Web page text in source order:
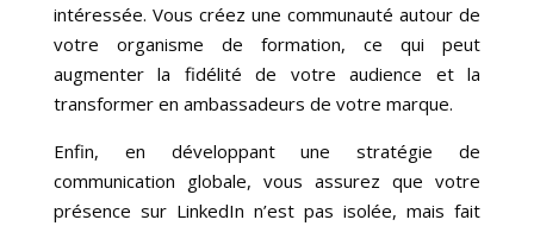
intéressée. Vous créez une communauté autour de
votre organisme de formation, ce qui peut
augmenter la fidélité de votre audience et la
transformer en ambassadeurs de votre marque.
Enfin, en développant une stratégie de
communication globale, vous assurez que votre
présence sur LinkedIn n’est pas isolée, mais fait